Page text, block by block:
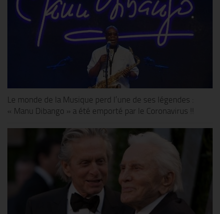
Le monde de la Musique perd l’une de ses légendes :
« Manu Dibango » a été emporté par le Coronavirus !!